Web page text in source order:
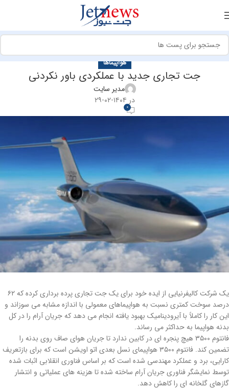
هواپیماها
جت تجاری جدید با عملکردی باور نکردنی
مدیر سایت
در ۱۴۰۴-۰۲-۲۹
0
یک شرکت کالیفرنیایی از ایده خود برای یک جت تجاری پرده برداری کرده که ۶۲
درصد سوخت کمتری نسبت به هواپیماهای معمولی با اندازه مشابه می سوزاند و
این کار را کاملاً با آیرودینامیک بهبود یافته انجام می دهد که جریان آرام را در کل
بدنه هواپیما به حداکثر می رساند.
فانتوم ۳۵۰۰ هیچ پنجره ای در کابین ندارد تا جریان هوای صاف روی بدنه را
تضمین کند. فانتوم ۳۵۰۰ هواپیمای نسل بعدی اتو اویشن است که برای بازتعریف
کارایی، برد و عملکرد مهندسی شده است که بر اساس فناوری انقلابی اثبات شده
توسط نمایشگر فناوری جریان آرام ساخته شده تا هزینه های عملیاتی و انتشار
گازهای گلخانه ای را کاهش دهد.